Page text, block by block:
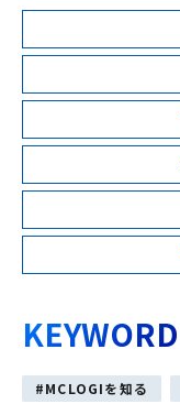
KEYWORD
MCLOGIを知る